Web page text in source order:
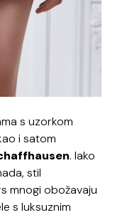
s uzorkom
i satom
. Iako
stil
mnogi obožavaju
s luksuznim